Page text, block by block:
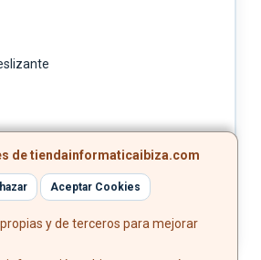
de tiendainformaticaibiza.com
Aceptar Cookies
y de terceros para mejorar